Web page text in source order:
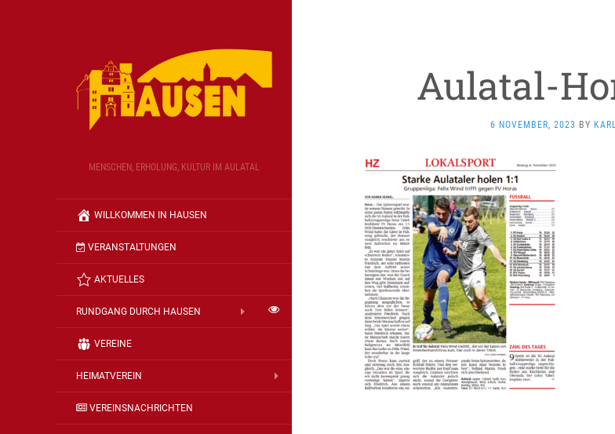
MENSCHEN, ERHOLUNG, KULTUR IM AULATAL
WILLKOMMEN IN HAUSEN
VERANSTALTUNGEN
AKTUELLES
RUNDGANG DURCH HAUSEN
VEREINE
HEIMATVEREIN
VEREINSNACHRICHTEN
Aulatal-
6 NOVEMBER, 2023 BY